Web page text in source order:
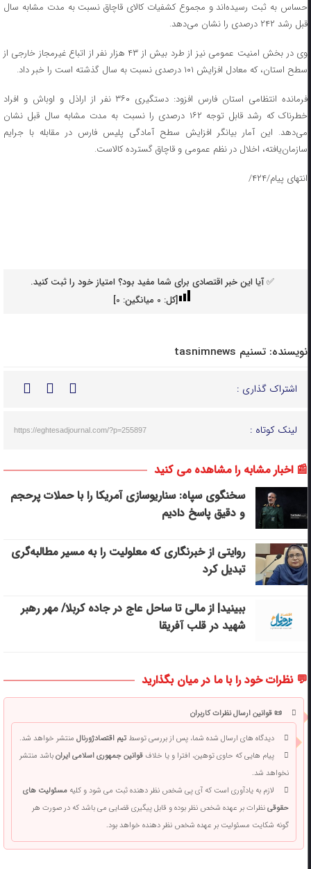
حساس به ثبت رسیده‌اند و مجموع کشفیات کالای قاچاق نسبت به مدت مشابه سال
قبل رشد ۲۴۲ درصدی را نشان می‌دهد.
وی در بخش امنیت عمومی نیز از طرد بیش از ۴۳ هزار نفر از اتباع غیرمجاز خارجی از
سطح استان، که معادل افزایش ۱۰۱ درصدی نسبت به سال گذشته است را خبر داد.
فرمانده انتظامی استان فارس افزود: دستگیری ۳۶۰ نفر از اراذل و اوباش و افراد
خطرناک که رشد قابل توجه ۱۶۲ درصدی را نسبت به مدت مشابه سال قبل نشان
می‌دهد. این آمار بیانگر افزایش سطح آمادگی پلیس فارس در مقابله با جرایم
سازمان‌یافته، اخلال در نظم عمومی و قاچاق گسترده کالاست.
انتهای پیام/۴۲۴/
✅ آیا این خبر اقتصادی برای شما مفید بود؟ امتیاز خود را ثبت کنید.
[کل: 0میانگین: 0
]
نویسنده: تسنیم tasnimnews
اشتراک گذاری :
لینک کوتاه : https://eghtesadjournal.com/?p=255897
📰 اخبار مشابه را مشاهده می کنید
سخنگوی سپاه: سناریوسازی آمریکا را با حملات پرحجم‌‌
و دقیق‌ پاسخ دادیم
روایتی از خبرنگاری که معلولیت را به مسیر مطالبه‌گری
تبدیل کرد
ببینید| از مالی تا ساحل عاج در جاده کربلا/ مهر رهبر
شهید در قلب آفریقا
💬 نظرات خود را با ما در میان بگذارید
📜 قوانین ارسال نظرات کاربران
دیدگاه های ارسال شده شما، پس از بررسی توسطتیم اقتصادژورنالمنتشر خواهد شد.
پیام هایی که حاوی توهین، افترا و یا خلافقوانین جمهوری اسلامی ایرانباشد منتشر
نخواهد شد.
لازم به یادآوری است که آی پی شخص نظر دهنده ثبت می شود و کلیهمسئولیت های
حقوقینظرات بر عهده شخص نظر بوده و قابل پیگیری قضایی می باشد که در صورت هر
گونه شکایت مسئولیت بر عهده شخص نظر دهنده خواهد بود.